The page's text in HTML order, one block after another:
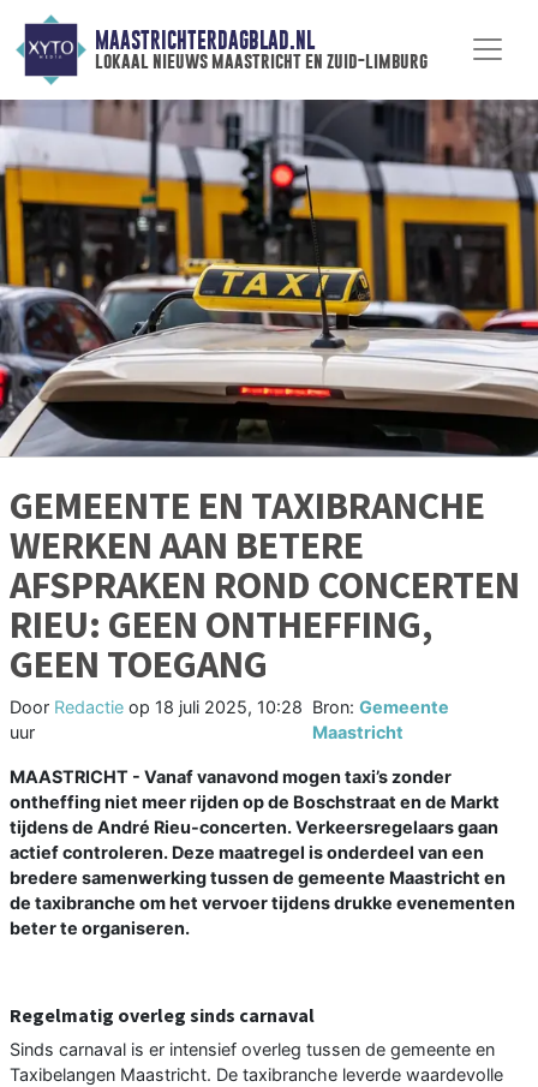
MAASTRICHTERDAGBLAD.NL
lokaal nieuws maastricht en zuid-limburg
GEMEENTE EN TAXIBRANCHE
WERKEN AAN BETERE
AFSPRAKEN ROND CONCERTEN
RIEU: GEEN ONTHEFFING,
GEEN TOEGANG
Door Redactie op 18 juli 2025, 10:28
uur
Bron: Gemeente
Maastricht
MAASTRICHT - Vanaf vanavond mogen taxi’s zonder
ontheffing niet meer rijden op de Boschstraat en de Markt
tijdens de André Rieu-concerten. Verkeersregelaars gaan
actief controleren. Deze maatregel is onderdeel van een
bredere samenwerking tussen de gemeente Maastricht en
de taxibranche om het vervoer tijdens drukke evenementen
beter te organiseren.
Regelmatig overleg sinds carnaval
Sinds carnaval is er intensief overleg tussen de gemeente en
Taxibelangen Maastricht. De taxibranche leverde waardevolle